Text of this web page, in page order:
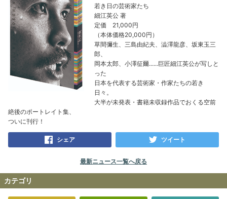
若き日の芸術家たち
細江英公 著
定価 21,000円
（本体価格20,000円）
草間彌生、三島由紀夫、澁澤龍彦、坂東玉三
郎、
岡本太郎、小澤征爾......巨匠細江英公が写しと
った
日本を代表する芸術家・作家たちの若き
日々。
大半が未発表・書籍未収録作品でおくる空前
絶後のポートレイト集、
ついに刊行！
シェア ツイート
最新ニュース一覧へ戻る
カテゴリ